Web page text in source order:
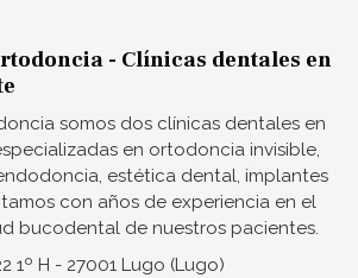
- Clínicas dentales en
somos dos clínicas dentales en
en ortodoncia invisible,
estética dental, implantes
con años de experiencia en el
bucodental de nuestros pacientes.
1º H - 27001 Lugo (Lugo)